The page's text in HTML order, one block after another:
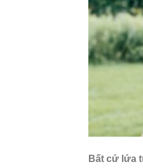
Bất cứ lứa